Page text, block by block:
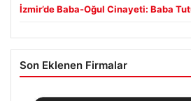
İzmir’de Baba-Oğul Cinayeti: Baba
Son Eklenen Firmalar